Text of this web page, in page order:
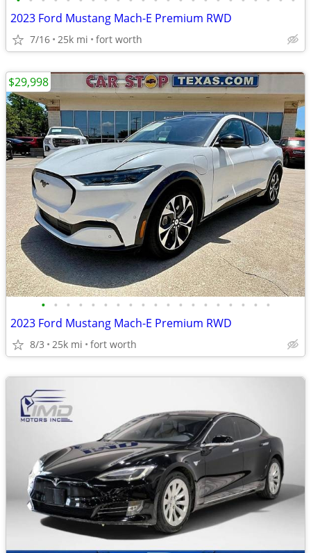
2023 Ford Mustang Mach-E Premium RWD
7/16 25k mi fort worth
• • • • • • • • • • • • • • • • • • •
2023 Ford Mustang Mach-E Premium RWD
8/3 25k mi fort worth
$29,998